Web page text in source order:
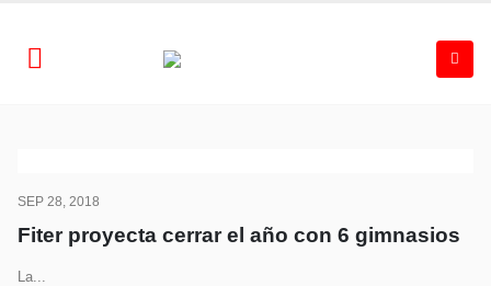
SEP 28, 2018
Fiter proyecta cerrar el año con 6 gimnasios
La...